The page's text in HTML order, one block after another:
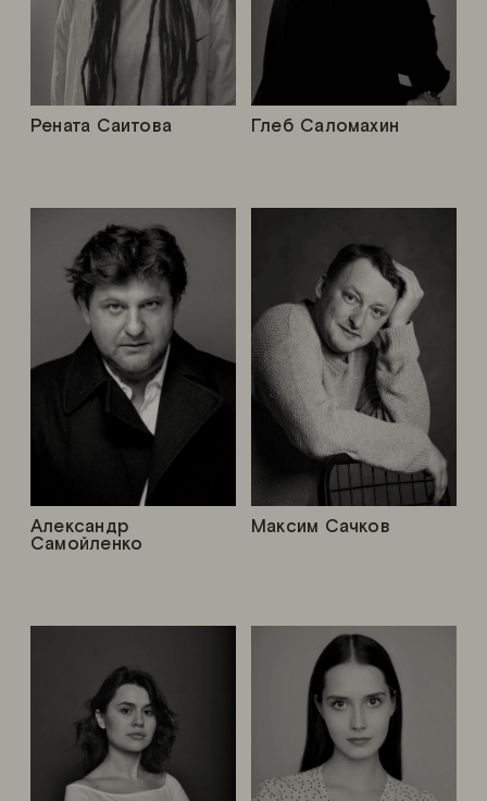
Рената Саитова
Александр
Самойленко
Максим Сачков
Глеб Саломахин